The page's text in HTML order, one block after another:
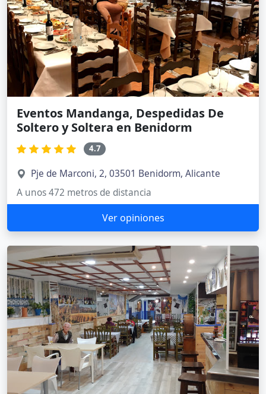
Eventos Mandanga, Despedidas De
Soltero y Soltera en Benidorm
4.7
Pje de Marconi, 2, 03501 Benidorm, Alicante
A unos 472 metros de distancia
Ver opiniones